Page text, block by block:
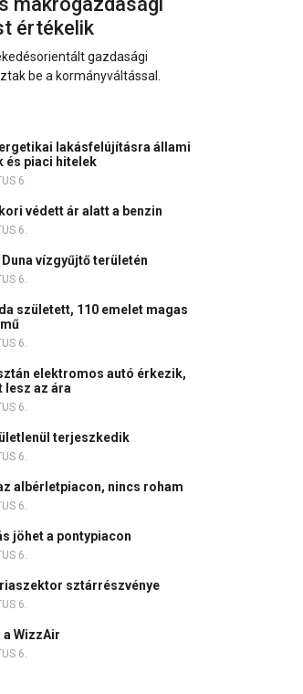
értékelik
gazdasági
be a kormányváltással.
lakásfelújításra állami
és piaci hitelek
6.
védett ár alatt a benzin
6.
Duna vízgyűjtő területén
6.
született, 110 emelet magas
6.
elektromos autó érkezik,
az ára
6.
terjeszkedik
6.
albérletpiacon, nincs roham
6.
jöhet a pontypiacon
6.
sztárrészvénye
6.
WizzAir
6.